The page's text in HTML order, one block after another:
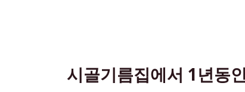
시골기름집에서 1년동